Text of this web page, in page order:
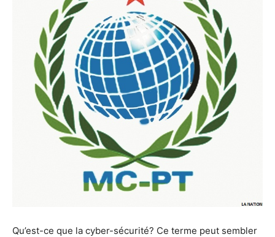
Qu’est-ce que la cyber-sécurité? Ce terme peut sembler